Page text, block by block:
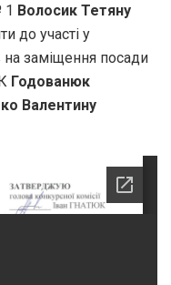
1 Волосик Тетяну
до участі у
на заміщення посади
Годованюк
Валентину